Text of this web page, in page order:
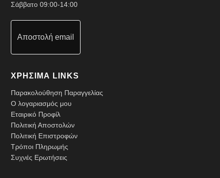
Σάββατο 09:00-14:00
Αποστολή email
ΧΡΗΣΙΜΑ LINKS
Παρακολούθηση Παραγγελίας
Ο λογαριασμός μου
Εταιρικό Προφίλ
Πολιτική Αποστολών
Πολιτική Επιστροφών
Τρόποι Πληρωμής
Συχνές Ερωτήσεις